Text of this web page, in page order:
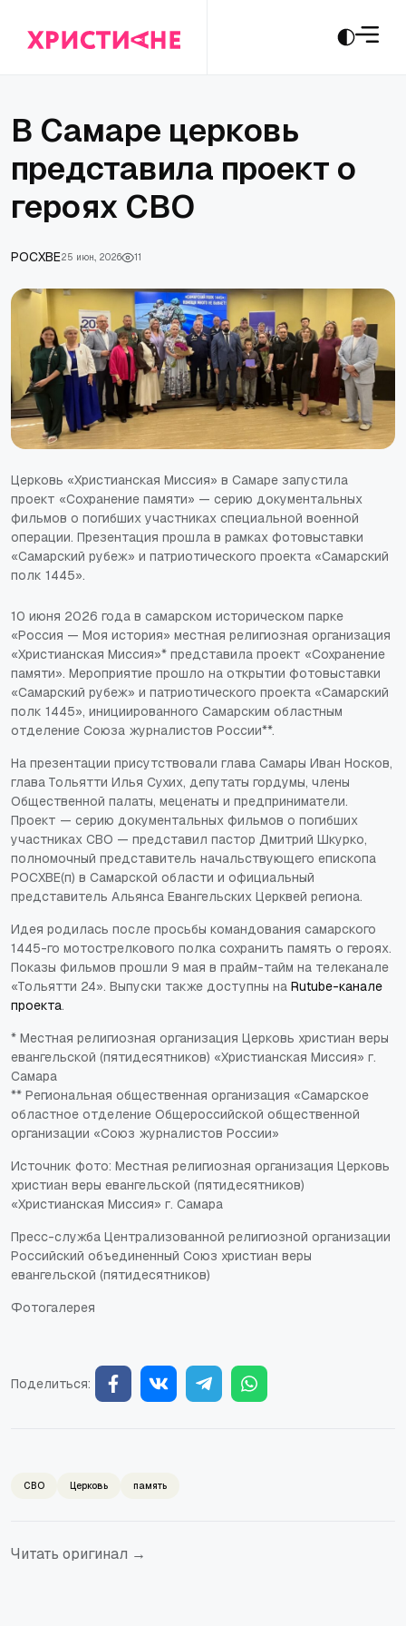
В Самаре церковь
представила проект о
героях СВО
РОСХВЕ25 июн., 2026 11
Церковь «Христианская Миссия» в Самаре запустила
проект «Сохранение памяти» — серию документальных
фильмов о погибших участниках специальной военной
операции. Презентация прошла в рамках фотовыставки
«Самарский рубеж» и патриотического проекта «Самарский
полк 1445».
10 июня 2026 года в самарском историческом парке
«Россия — Моя история» местная религиозная организация
«Христианская Миссия»* представила проект «Сохранение
памяти». Мероприятие прошло на открытии фотовыставки
«Самарский рубеж» и патриотического проекта «Самарский
полк 1445», инициированного Самарским областным
отделение Союза журналистов России**.
На презентации присутствовали глава Самары Иван Носков,
глава Тольятти Илья Сухих, депутаты гордумы, члены
Общественной палаты, меценаты и предприниматели.
Проект — серию документальных фильмов о погибших
участниках СВО — представил пастор Дмитрий Шкурко,
полномочный представитель начальствующего епископа
РОСХВЕ(п) в Самарской области и официальный
представитель Альянса Евангельских Церквей региона.
Идея родилась после просьбы командования самарского
1445-го мотострелкового полка сохранить память о героях.
Показы фильмов прошли 9 мая в прайм-тайм на телеканале
«Тольятти 24». Выпуски также доступны на Rutube-канале
проекта.
* Местная религиозная организация Церковь христиан веры
евангельской (пятидесятников) «Христианская Миссия» г.
Самара
** Региональная общественная организация «Самарское
областное отделение Общероссийской общественной
организации «Союз журналистов России»
Источник фото: Местная религиозная организация Церковь
христиан веры евангельской (пятидесятников)
«Христианская Миссия» г. Самара
Пресс-служба Централизованной религиозной организации
Российский объединенный Союз христиан веры
евангельской (пятидесятников)
Фотогалерея
Поделиться:
СВО Церковь память
Читать оригинал →